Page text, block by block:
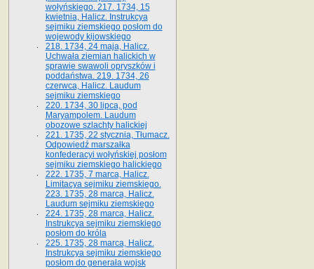
wołyńskiego. 217. 1734, 15
kwietnia, Halicz. Instrukcya
sejmiku ziemskiego posłom do
wojewody kijowskiego
218. 1734, 24 maja, Halicz.
Uchwała ziemian halickich w
sprawie swawoli opryszków i
poddaństwa. 219. 1734, 26
czerwca, Halicz. Laudum
sejmiku ziemskiego
220. 1734, 30 lipca, pod
Maryampolem. Laudum
obozowe szlachty halickiej
221. 1735, 22 stycznia, Tłumacz.
Odpowiedź marszałka
konfederacyi wołyńskiej posłom
sejmiku ziemskiego halickiego
222. 1735, 7 marca, Halicz.
Limitacya sejmiku ziemskiego.
223. 1735, 28 marca, Halicz.
Laudum sejmiku ziemskiego
224. 1735, 28 marca, Halicz.
Instrukcya sejmiku ziemskiego
posłom do króla
225. 1735, 28 marca, Halicz.
Instrukcya sejmiku ziemskiego
posłom do generała wojsk